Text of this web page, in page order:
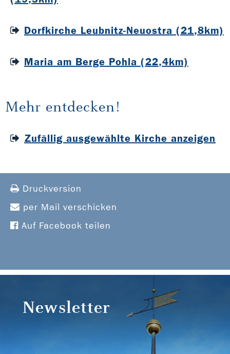
Dorfkirche Leubnitz-Neuostra (21,8km)
Maria am Berge Pohla (22,4km)
Mehr entdecken!
Zufällig ausgewählte Kirche anzeigen
Druckversion
per Mail verschicken
Auf Facebook teilen
Newsletter